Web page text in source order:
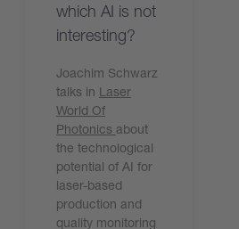
which AI is not
interesting?
Joachim Schwarz
talks in Laser
World Of
Photonics about
the technological
potential of AI for
laser-based
production and
quality monitoring